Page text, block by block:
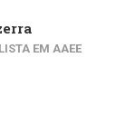
EM AAEE